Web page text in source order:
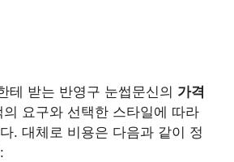
테 받는 반영구 눈썹문신의 가격
요구와 선택한 스타일에 따라
. 대체로 비용은 다음과 같이 정